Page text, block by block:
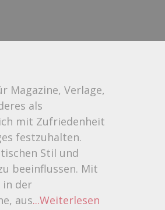
Magazine, Verlage,
als
mit Zufriedenheit
festzuhalten.
Stil und
beeinflussen. Mit
in der
aus...Weiterlesen